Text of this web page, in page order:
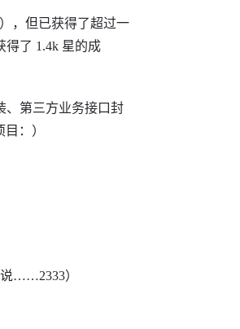
，但已获得了超过一
得了 1.4k 星的成
、第三方业务接口封
：）
……2333）